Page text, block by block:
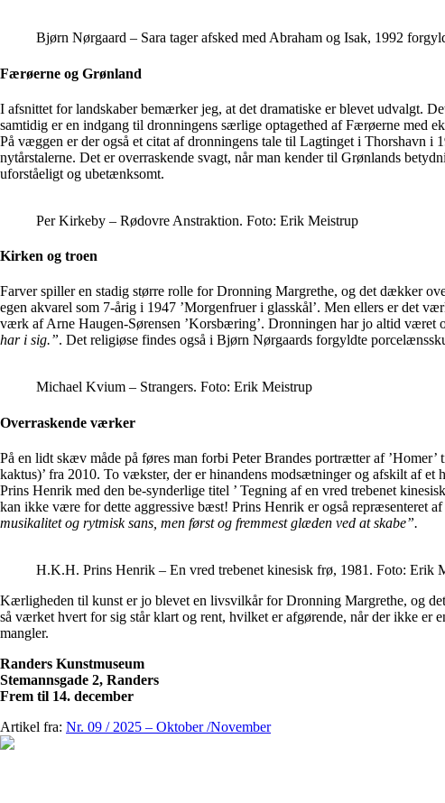
Bjørn Nørgaard – Sara tager afsked med Abraham og Isak, 1992
Færøerne og Grønland
I afsnittet for landskaber bemærker jeg, at det dramatiske er blevet udvalgt.
samtidig er en indgang til dronningens særlige optagethed af Færøerne med
På væggen er der også et citat af dronningens tale til Lagtinget i Thorshavn i
nytårstalerne. Det er overraskende svagt, når man kender til Grønlands
uforståeligt og ubetænksomt.
Per Kirkeby – Rødovre Anstraktion. Foto: Erik Meistrup
Kirken og troen
Farver spiller en stadig større rolle for Dronning Margrethe, og det dækker
egen akvarel som 7-årig i 1947 ’Morgenfruer i glasskål’. Men ellers er det
værk af Arne Haugen-Sørensen ’Korsbæring’. Dronningen har jo altid været
har i sig.”. Det religiøse findes også i Bjørn Nørgaards forgyldte
Michael Kvium – Strangers. Foto: Erik Meistrup
Overraskende værker
På en lidt skæv måde på føres man forbi Peter Brandes portrætter af
kaktus)’ fra 2010. To vækster, der er hinandens modsætninger og afskilt af
Prins Henrik med den be-synderlige titel ’ Tegning af en vred trebenet
kan ikke være for dette aggressive bæst! Prins Henrik er også repræsenteret
musikalitet og rytmisk sans, men først og fremmest glæden ved at skabe”.
H.K.H. Prins Henrik – En vred trebenet kinesisk frø, 1981. Foto: Erik
Kærligheden til kunst er jo blevet en livsvilkår for Dronning Margrethe, og
så værket hvert for sig står klart og rent, hvilket er afgørende, når der ikke er
mangler.
Randers Kunstmuseum
Stemannsgade 2, Randers
Frem til 14. december
Artikel fra: Nr. 09 / 2025 – Oktober /November